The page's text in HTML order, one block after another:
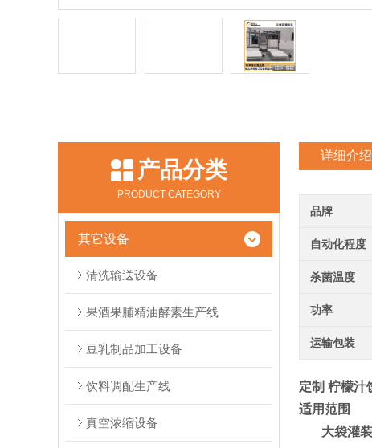
产品分类
PRODUCT CATEGORY
其它设备
清洗输送设备
果酒果脯精油酵素生产线
豆乳制品加工设备
饮料调配生产线
真空浓缩设备
详细介绍
品牌
自动化程度
杀菌温度
功率
运输包装
定制 柠檬汁
适用范围
大袋灌装